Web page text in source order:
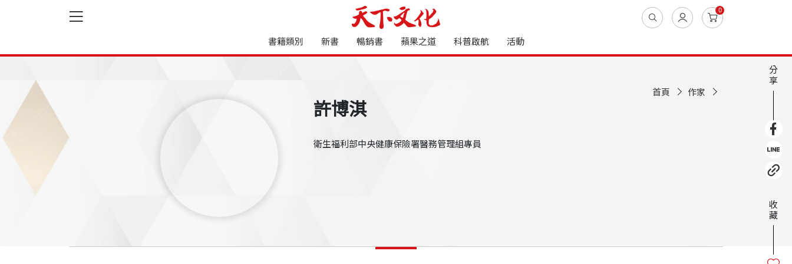
0
書籍類別 新書 暢銷書 蘋果之道 科普啟航 活動
首頁 作家
許博淇
衛生福利部中央健康保險署醫務管理組專員
分
享
收
藏